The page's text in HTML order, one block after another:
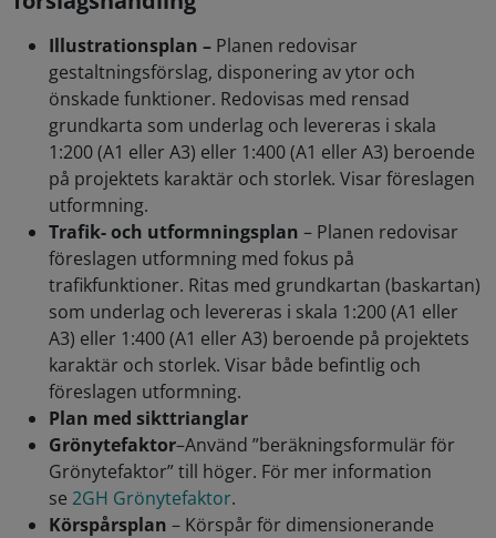
Illustrationsplan – Planen redovisar
gestaltningsförslag, disponering av ytor och
önskade funktioner. Redovisas med rensad
grundkarta som underlag och levereras i skala
1:200 (A1 eller A3) eller 1:400 (A1 eller A3) beroende
på projektets karaktär och storlek. Visar föreslagen
utformning.
Trafik- och utformningsplan – Planen redovisar
föreslagen utformning med fokus på
trafikfunktioner. Ritas med grundkartan (baskartan)
som underlag och levereras i skala 1:200 (A1 eller
A3) eller 1:400 (A1 eller A3) beroende på projektets
karaktär och storlek. Visar både befintlig och
föreslagen utformning.
Plan med sikttrianglar
Grönytefaktor–Använd ”beräkningsformulär för
Grönytefaktor” till höger. För mer information
se 2GH Grönytefaktor.
Körspårsplan – Körspår för dimensionerande